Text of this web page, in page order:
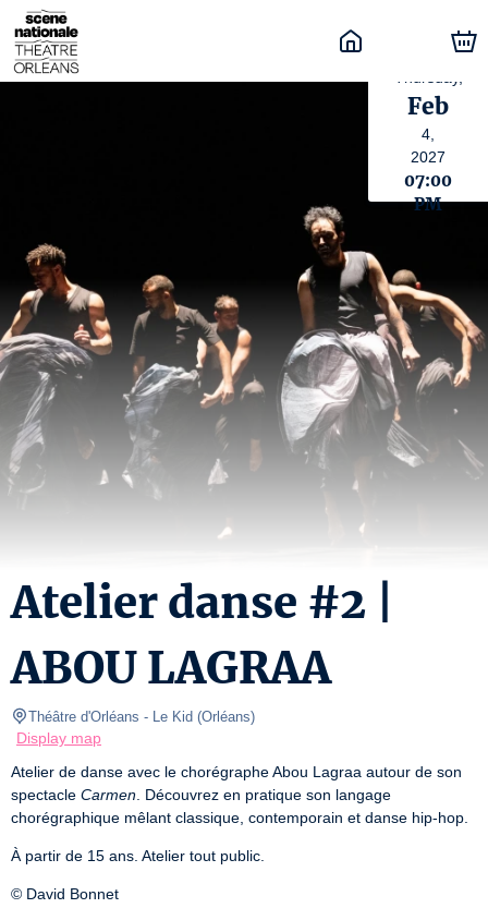
Feb
4,
2027
07:00
PM
Atelier danse #2 |
ABOU LAGRAA
Théâtre d'Orléans - Le Kid (Orléans)
Display map
Atelier de danse avec le chorégraphe Abou Lagraa autour de son
spectacle Carmen . Découvrez en pratique son langage
chorégraphique mêlant classique, contemporain et danse hip-hop.
À partir de 15 ans. Atelier tout public.
© David Bonnet